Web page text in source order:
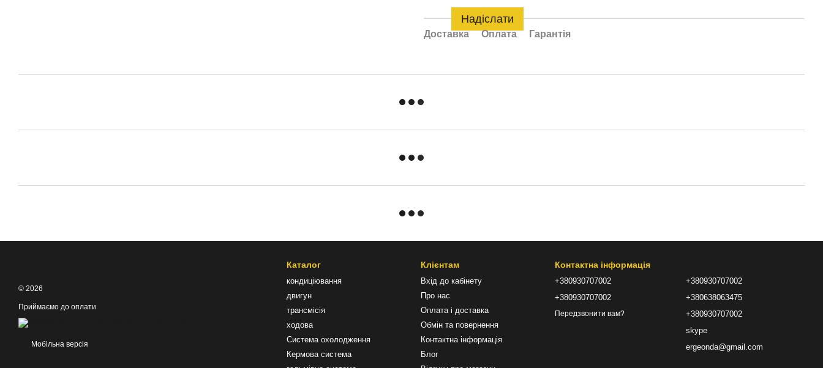
Надіслати
Доставка Оплата Гарантія
© 2026
Приймаємо до оплати
Мобільна версія
Каталог
кондиціювання
двигун
трансмісія
ходова
Система охолодження
Кермова система
Клієнтам
Вхід до кабінету
Про нас
Оплата і доставка
Обмін та повернення
Контактна інформація
Блог
Контактна інформація
+380930707002
+380930707002
Передзвонити вам?
+380930707002
+380638063475
+380930707002
skype
ergeonda@gmail.com